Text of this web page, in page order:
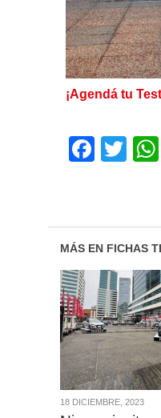
¡Agendá tu
MÁS EN FICHAS
VER
NOTA
18 DICIEMBRE, 2023